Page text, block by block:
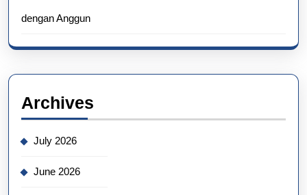
dengan Anggun
Archives
July 2026
June 2026